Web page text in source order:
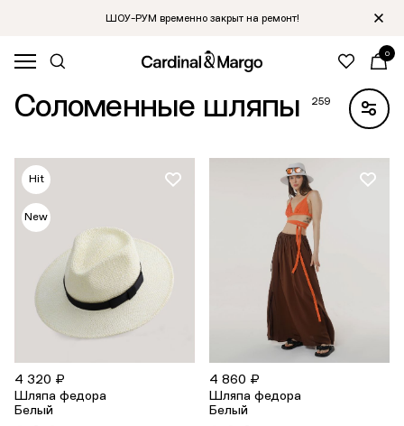
ШОУ-РУМ временно закрыт на ремонт!
0
Соломенные шляпы 259
Hit
New
4 320 ₽
Шляпа федора
Белый
4 860 ₽
Шляпа федора
Белый